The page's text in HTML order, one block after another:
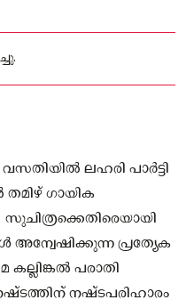
വസതിയിൽ ലഹരി പാർട്ടി
ഗായിക
സുചിത്രക്കെതിരെയായി
അന്വേഷിക്കുന്ന പ്രത്യേക
പരാതി
നഷ്ടപരിഹാരം